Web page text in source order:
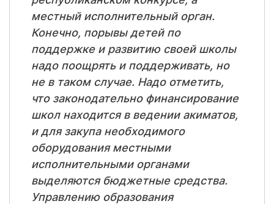
местный исполнительный орган.
Конечно, порывы детей по
поддержке и развитию своей школы
надо поощрять и поддерживать, но
не в таком случае. Надо отметить,
что законодательно финансирование
школ находится в ведении акиматов,
и для закупа необходимого
оборудования местными
исполнительными органами
выделяются бюджетные средства.
Управлению образования